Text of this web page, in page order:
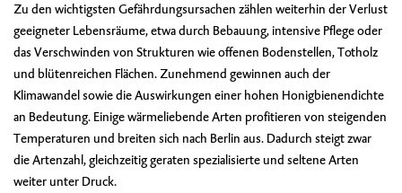
Zu den wichtigsten Gefährdungsursachen zählen weiterhin der Verlust
geeigneter Lebensräume, etwa durch Bebauung, intensive Pflege oder
das Verschwinden von Strukturen wie offenen Bodenstellen, Totholz
und blütenreichen Flächen. Zunehmend gewinnen auch der
Klimawandel sowie die Auswirkungen einer hohen Honigbienendichte
an Bedeutung. Einige wärmeliebende Arten profitieren von steigenden
Temperaturen und breiten sich nach Berlin aus. Dadurch steigt zwar
die Artenzahl, gleichzeitig geraten spezialisierte und seltene Arten
weiter unter Druck.